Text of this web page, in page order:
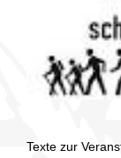
Texte zur